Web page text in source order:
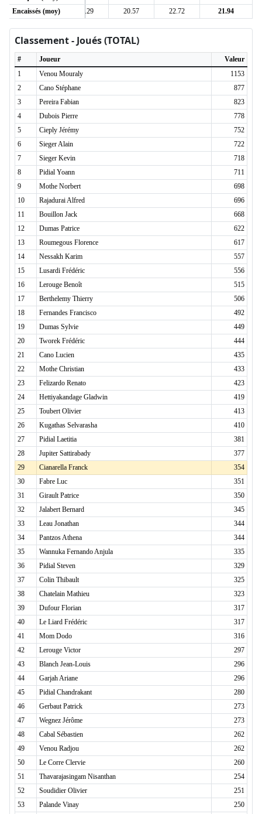
Encaissés (moy)
20.67 18.29 20.57 22.72 21.94
Classement - Joués (TOTAL)
# Joueur
Valeur
1
Venou Mouraly
1153
2
Cano Stéphane
877
3
Pereira Fabian
823
4
Dubois Pierre
778
5
Cieply Jérémy
752
6
Sieger Alain
722
7
Sieger Kevin
718
8
Pidial Yoann
711
9
Mothe Norbert
698
10
Rajadurai Alfred
696
11
Bouillon Jack
668
12
Dumas Patrice
622
13
Roumegous Florence
617
14
Nessakh Karim
557
15
Lusardi Frédéric
556
16
Lerouge Benoît
515
17
Berthelemy Thierry
506
18
Fernandes Francisco
492
19
Dumas Sylvie
449
20
Tworek Frédéric
444
21
Cano Lucien
435
22
Mothe Christian
433
23
Felizardo Renato
423
24
Hettiyakandage Gladwin
419
25
Toubert Olivier
413
26
Kugathas Selvarasha
410
27
Pidial Laetitia
381
28
Jupiter Sattirabady
377
29
Cianarella Franck
354
30
Fabre Luc
351
31
Girault Patrice
350
32
Jalabert Bernard
345
33
Leau Jonathan
344
34
Pantzos Athena
344
35
Wannuka Fernando Anjula
335
36
Pidial Steven
329
37
Colin Thibault
325
38
Chatelain Mathieu
323
39
Dufour Florian
317
40
Le Liard Frédéric
317
41
Mom Dodo
316
42
Lerouge Victor
297
43
Blanch Jean-Louis
296
44
Garjah Ariane
296
45
Pidial Chandrakant
280
46
Gerbaut Patrick
273
47
Wegnez Jérôme
273
48
Cabal Sébastien
262
49
Venou Radjou
262
50
Le Corre Clervie
260
51
Thavarajasingam Nisanthan
254
52
Soudidier Olivier
251
53
Palande Vinay
250